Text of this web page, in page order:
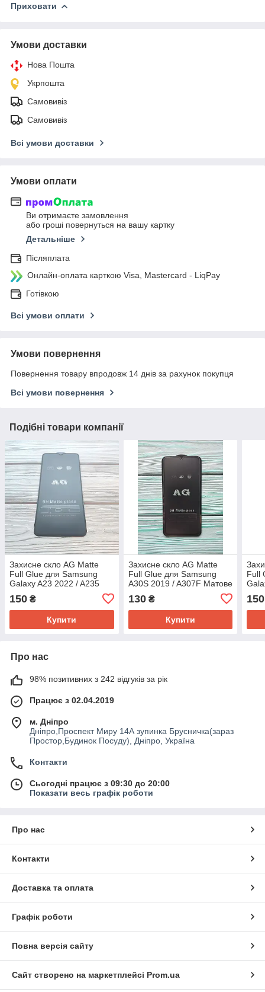
Приховати
Умови доставки
Нова Пошта
Укрпошта
Самовивіз
Самовивіз
Всі умови доставки
Умови оплати
Ви отримаєте замовлення
або гроші повернуться на вашу картку
Детальніше
Післяплата
Онлайн-оплата карткою Visa, Mastercard - LiqPay
Готівкою
Всі умови оплати
Умови повернення
Повернення товару впродовж 14 днів за рахунок покупця
Всі умови повернення
Подібні товари компанії
Захисне скло AG Matte
Full Glue для Samsung
Galaxy A23 2022 / A235
150 ₴
Купити
Захисне скло AG Matte
Full Glue для Samsung
A30S 2019 / A307F Матове
130₴
Купити
Full
150
Про нас
98% позитивних з 242 відгуків за рік
Працює з 02.04.2019
м. Дніпро
Дніпро,Проспект Миру 14А зупинка Брусничка(зараз
Простор,Будинок Посуду), Дніпро, Україна
Контакти
Сьогодні працює з 09:30 до 20:00
Показати весь графік роботи
Про нас
Контакти
Доставка та оплата
Графік роботи
Повна версія сайту
Сайт створено на маркетплейсі Prom.ua